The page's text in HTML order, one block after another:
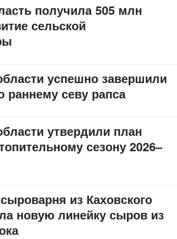
получила 505 млн
сельской
успешно завершили
раннему севу рапса
утвердили план
сезону 2026–
из Каховского
новую линейку сыров из